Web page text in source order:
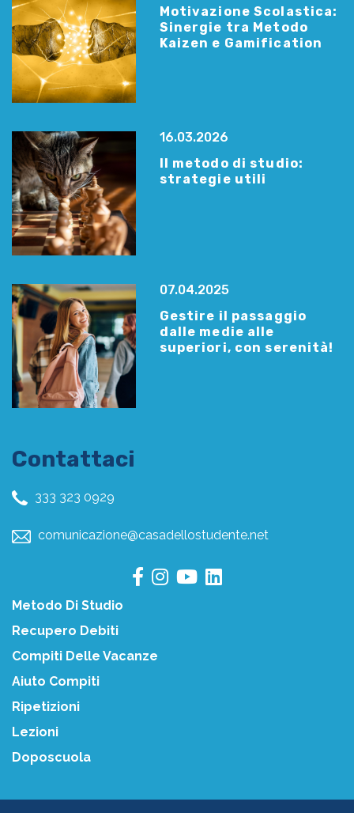
Motivazione Scolastica:
Sinergie tra Metodo
Kaizen e Gamification
16.03.2026
Il metodo di studio:
strategie utili
07.04.2025
Gestire il passaggio
dalle medie alle
superiori, con serenità!
Contattaci
333 323 0929
comunicazione@casadellostudente.net
Metodo Di Studio
Recupero Debiti
Compiti Delle Vacanze
Aiuto Compiti
Ripetizioni
Lezioni
Doposcuola